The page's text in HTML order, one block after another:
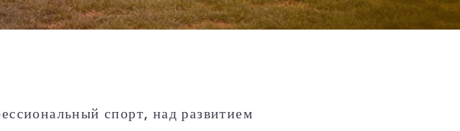
спорт, над развитием